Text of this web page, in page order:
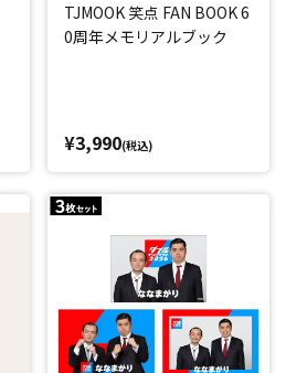
TJMOOK 笑点 FAN BOOK 6
0周年メモリアルブック
¥3,990(税込)